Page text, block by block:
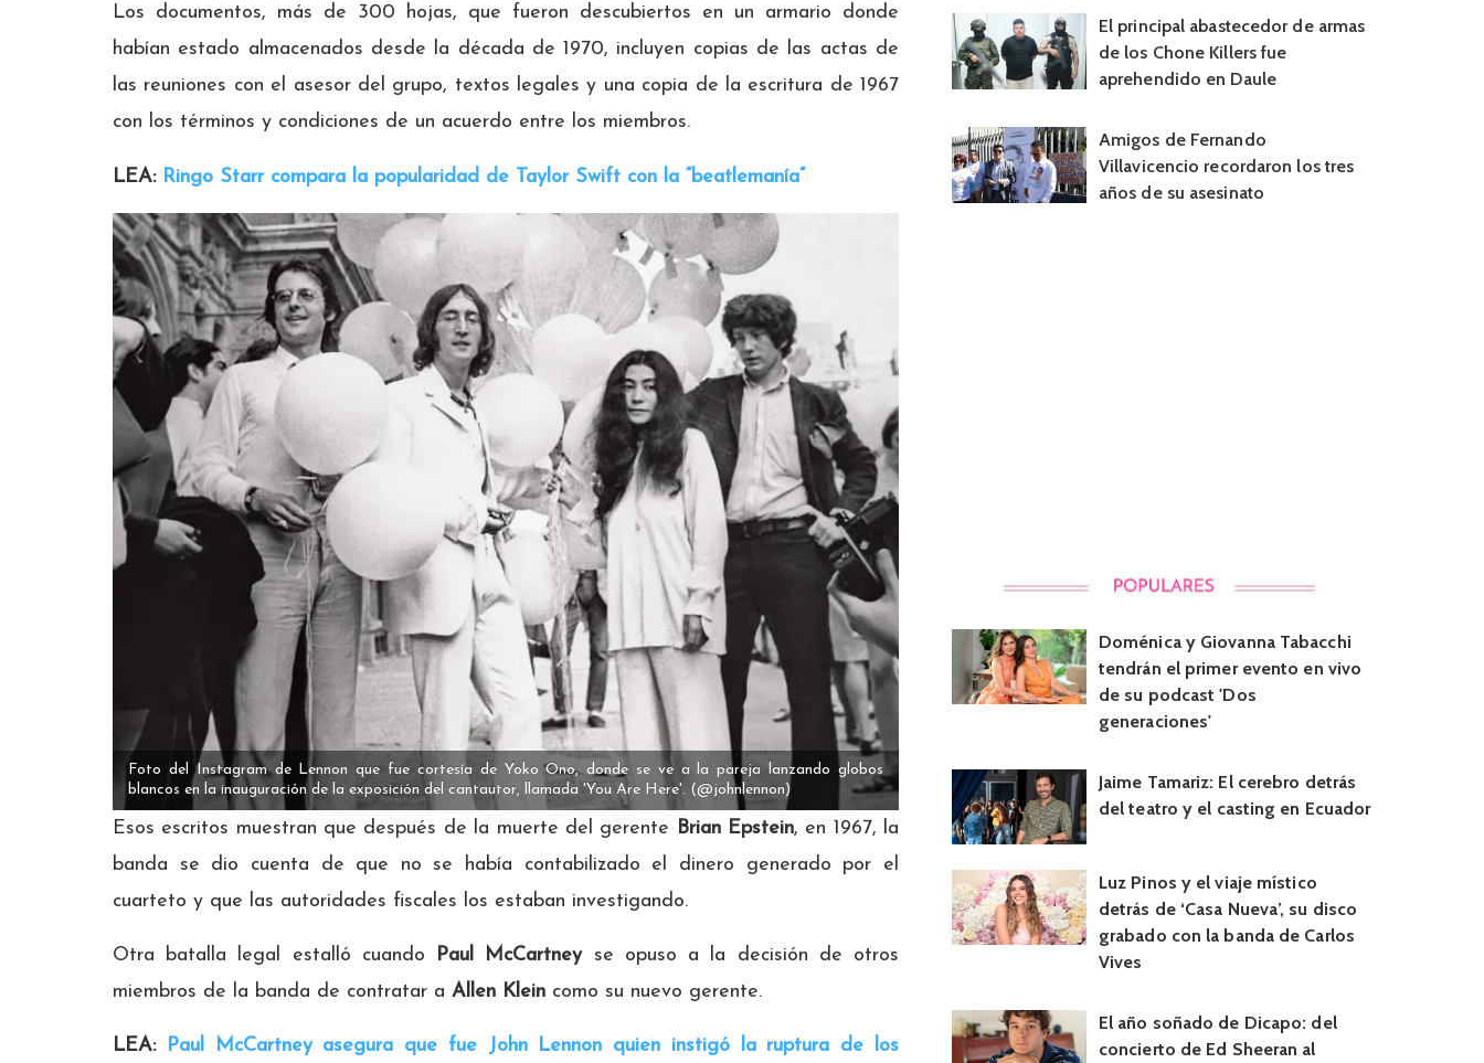
Los documentos, más de 300 hojas, que fueron descubiertos en un armario donde
habían estado almacenados desde la década de 1970, incluyen copias de las actas de
las reuniones con el asesor del grupo, textos legales y una copia de la escritura de 1967
con los términos y condiciones de un acuerdo entre los miembros.
LEA: Ringo Starr compara la popularidad de Taylor Swift con la “beatlemanía”
Foto del Instagram de Lennon que fue cortesía de Yoko Ono, donde se ve a la pareja lanzando globos
blancos en la inauguración de la exposición del cantautor, llamada 'You Are Here'. (@johnlennon)
Esos escritos muestran que después de la muerte del gerente Brian Epstein, en 1967, la
banda se dio cuenta de que no se había contabilizado el dinero generado por el
cuarteto y que las autoridades fiscales los estaban investigando.
Otra batalla legal estalló cuando Paul McCartneyse opuso a la decisión de otros
miembros de la banda de contratar a Allen Klein como su nuevo gerente.
LEA:
Paul McCartney asegura que fue John Lennon quien instigó la ruptura de los
El principal abastecedor de armas
de los Chone Killers fue
aprehendido en Daule
Amigos de Fernando
Villavicencio recordaron los tres
años de su asesinato
Doménica y Giovanna Tabacchi
tendrán el primer evento en vivo
de su podcast 'Dos
generaciones'
Jaime Tamariz: El cerebro detrás
del teatro y el casting en Ecuador
Luz Pinos y el viaje místico
detrás de ‘Casa Nueva’, su disco
grabado con la banda de Carlos
Vives
El año soñado de Dicapo: del
concierto de Ed Sheeran al